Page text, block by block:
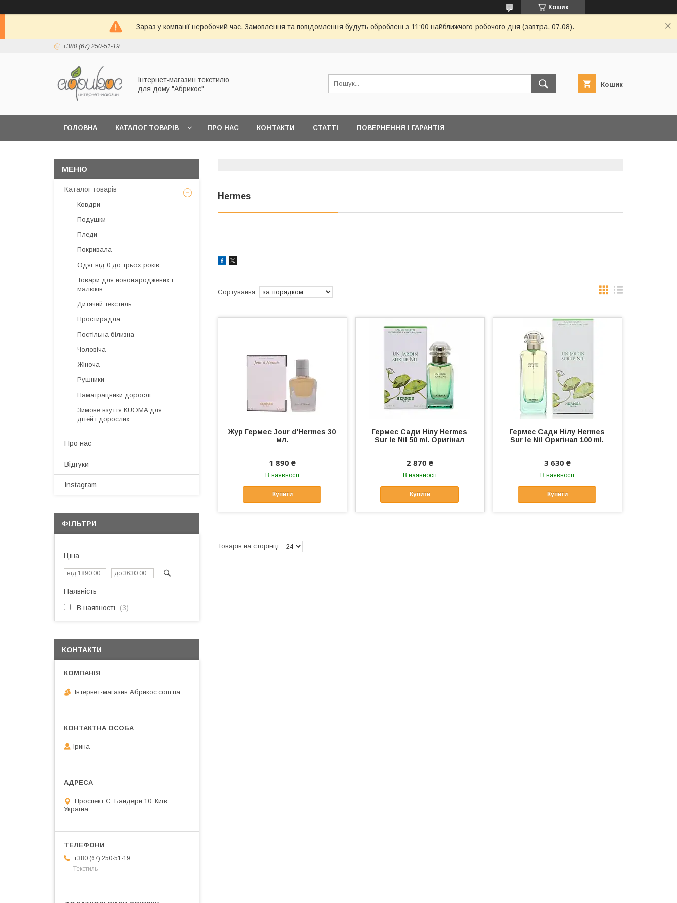
Кошик
Зараз у компанії неробочий час. Замовлення та повідомлення будуть оброблені з 11:00 найближчого робочого дня (завтра, 07.08).
+380 (67) 250-51-19
Інтернет-магазин текстилю
для дому "Абрикос"
Кошик
ГОЛОВНА КАТАЛОГ ТОВАРІВ ПРО НАС КОНТАКТИ СТАТТІ ПОВЕРНЕННЯ І ГАРАНТІЯ
Hermes
Жур Гермес Jour d'Hermes 30
мл.
1 890 ₴
В наявності
Купити
Гермес Сади Нілу Hermes
Sur le Nil 50 ml. Оригінал
2 870 ₴
В наявності
Купити
Гермес Сади Нілу Hermes
Sur le Nil Оригінал 100 ml.
3 630 ₴
В наявності
Купити
Каталог товарів
Ковдри
Подушки
Пледи
Покривала
Одяг від 0 до трьох років
Товари для новонароджених і
малюків
Дитячий текстиль
Простирадла
Постільна білизна
Чоловіча
Жіноча
Рушники
Наматрацники дорослі.
Зимове взуття KUOMA для
дітей і дорослих
Про нас
Відгуки
Instagram
ФІЛЬТРИ
Ціна
Наявність
В наявності 3
КОНТАКТИ
Інтернет-магазин Абрикос.com.ua
Ірина
Проспект С. Бандери 10, Київ,
Україна
+380 (67) 250-51-19
Текстиль